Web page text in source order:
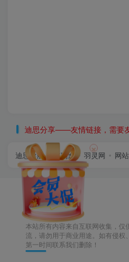
×
迪思分享——友情链接，需要
迪思导航 首码逸 羽灵网 网
本站所有内容来自互联网收集，仅
流，请勿用于商业用途。如有侵权
第一时间联系我们删除！